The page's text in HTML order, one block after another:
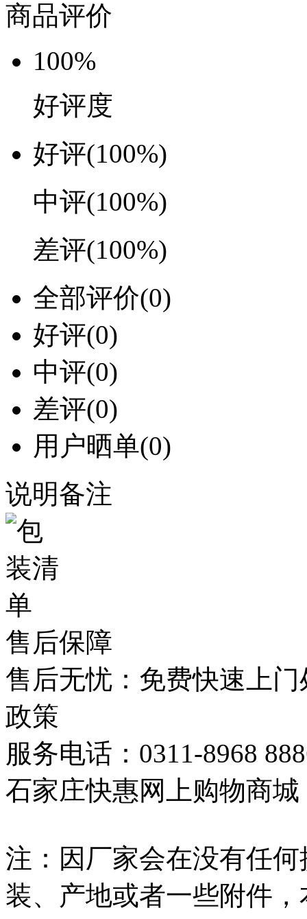
商品评价
100%
好评度
好评(100%)
中评(100%)
差评(100%)
全部评价(0)
好评(0)
中评(0)
差评(0)
用户晒单(0)
说明备注
售后保障
售后无忧：免费快速上
政策
服务电话：0311-8968
石家庄快惠网上购物商城
注：因厂家会在没有任
装、产地或者一些附件